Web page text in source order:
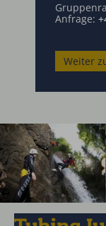
Anfrage:
Weiter